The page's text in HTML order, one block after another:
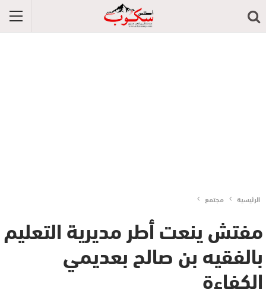
الرئيسية مجتمع
مفتش ينعت أطر مديرية التعليم
بالفقيه بن صالح بعديمي
الكفاءة